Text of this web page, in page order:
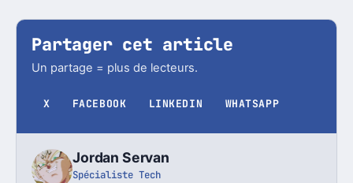
Partager cet article
Un partage = plus de lecteurs.
X FACEBOOK LINKEDIN WHATSAPP
Jordan Servan
Spécialiste Tech